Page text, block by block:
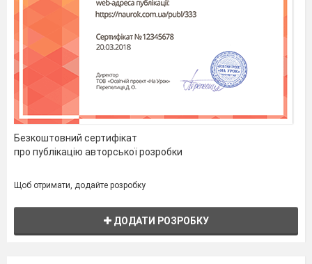
Безкоштовний сертифікат
про публікацію авторської розробки
Щоб отримати, додайте розробку
ДОДАТИ РОЗРОБКУ